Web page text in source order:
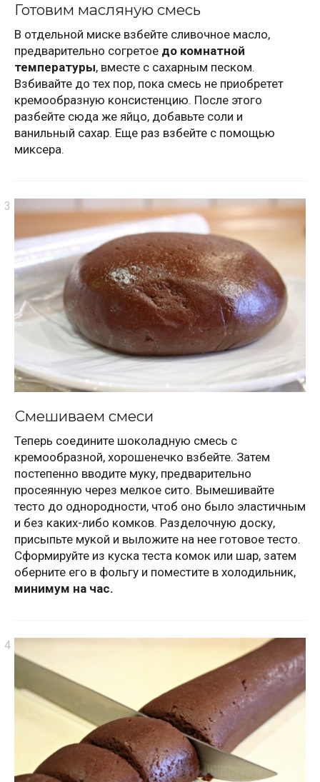
Готовим масляную смесь
В отдельной миске взбейте сливочное масло,
предварительно согретое до комнатной
температуры, вместе с сахарным песком.
Взбивайте до тех пор, пока смесь не приобретет
кремообразную консистенцию. После этого
разбейте сюда же яйцо, добавьте соли и
ванильный сахар. Еще раз взбейте с помощью
миксера.
Смешиваем смеси
Теперь соедините шоколадную смесь с
кремообразной, хорошенечко взбейте. Затем
постепенно вводите муку, предварительно
просеянную через мелкое сито. Вымешивайте
тесто до однородности, чтоб оно было эластичным
и без каких-либо комков. Разделочную доску,
присыпьте мукой и выложите на нее готовое тесто.
Сформируйте из куска теста комок или шар, затем
оберните его в фольгу и поместите в холодильник,
минимум на час.